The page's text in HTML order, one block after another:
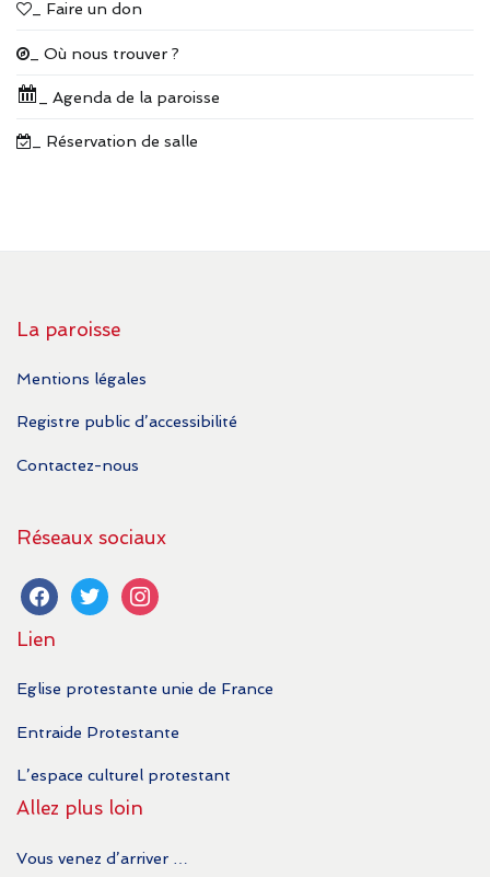
_ Faire un don
_ Où nous trouver ?
_ Agenda de la paroisse
_ Réservation de salle
La paroisse
Mentions légales
Registre public d’accessibilité
Contactez-nous
Réseaux sociaux
facebooktwitter instagram
Lien
Eglise protestante unie de France
Entraide Protestante
L’espace culturel protestant
Allez plus loin
Vous venez d’arriver …